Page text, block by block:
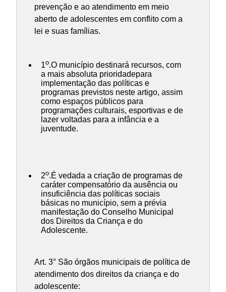
prevenção e ao atendimento em meio
aberto de adolescentes em conflito com a
lei e suas famílias.
1o.O município destinará recursos, com
a mais absoluta prioridadepara
implementação das políticas e
programas previstos neste artigo, assim
como espaços públicos para
programações culturais, esportivas e de
lazer voltadas para a infância e a
juventude.
2o.É vedada a criação de programas de
caráter compensatório da ausência ou
insuficiência das políticas sociais
básicas no município, sem a prévia
manifestação do Conselho Municipal
dos Direitos da Criança e do
Adolescente.
Art. 3° São órgãos municipais de política de
atendimento dos direitos da criança e do
adolescente: